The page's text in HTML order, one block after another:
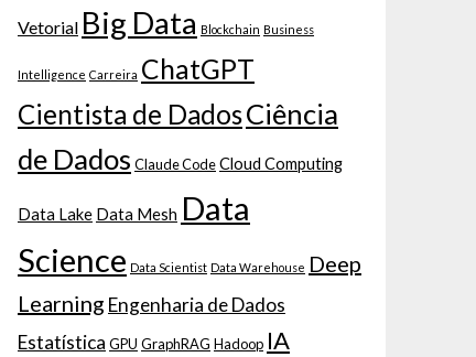
Vetorial Big Data Blockchain Business
Intelligence Carreira ChatGPT
Cientista de DadosCiência
de Dados Claude CodeCloud Computing
Data Lake Data Mesh Data
Science Data Scientist Data Warehouse Deep
Learning Engenharia de Dados
Estatística GPU GraphRAG Hadoop IA